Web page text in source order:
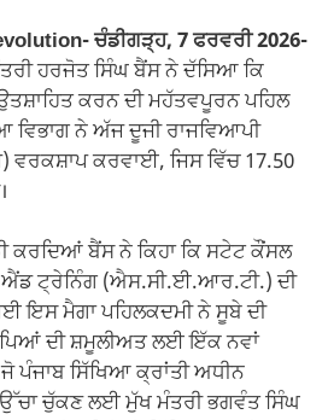
ਚੰਡੀਗੜ੍ਹ, 7 ਫਰਵਰੀ 2026-
ਹਰਜੋਤ ਸਿੰਘ ਬੈਂਸ ਨੇ ਦੱਸਿਆ ਕਿ
ਕਰਨ ਦੀ ਮਹੱਤਵਪੂਰਨ ਪਹਿਲ
ਵਿਭਾਗ ਨੇ ਅੱਜ ਦੂਜੀ ਰਾਜਵਿਆਪੀ
ਵਰਕਸ਼ਾਪ ਕਰਵਾਈ, ਜਿਸ ਵਿੱਚ 17.50
ਕਰਦਿਆਂ ਬੈਂਸ ਨੇ ਕਿਹਾ ਕਿ ਸਟੇਟ ਕੌਂਸਲ
ਟ੍ਰੇਨਿੰਗ (ਐਸ.ਸੀ.ਈ.ਆਰ.ਟੀ.) ਦੀ
ਇਸ ਮੈਗਾ ਪਹਿਲਕਦਮੀ ਨੇ ਸੂਬੇ ਦੀ
ਦੀ ਸ਼ਮੂਲੀਅਤ ਲਈ ਇੱਕ ਨਵਾਂ
ਪੰਜਾਬ ਸਿੱਖਿਆ ਕ੍ਰਾਂਤੀ ਅਧੀਨ
ਚੁੱਕਣ ਲਈ ਮੁੱਖ ਮੰਤਰੀ ਭਗਵੰਤ ਸਿੰਘ